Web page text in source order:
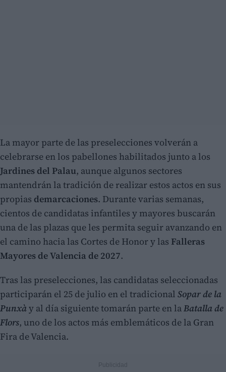
La mayor parte de las preselecciones volverán a
celebrarse en los pabellones habilitados junto a los
Jardines del Palau, aunque algunos sectores
mantendrán la tradición de realizar estos actos en sus
propias demarcaciones. Durante varias semanas,
cientos de candidatas infantiles y mayores buscarán
una de las plazas que les permita seguir avanzando en
el camino hacia las Cortes de Honor y las Falleras
Mayores de Valencia de 2027.
Tras las preselecciones, las candidatas seleccionadas
participarán el 25 de julio en el tradicional Sopar de la
Punxày al día siguiente tomarán parte en laBatalla de
Flors, uno de los actos más emblemáticos de la Gran
Fira de Valencia.